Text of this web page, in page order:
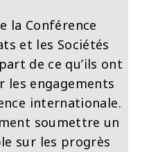
la Conférence
et les Sociétés
de ce qu’ils ont
engagements
internationale.
soumettre un
sur les progrès